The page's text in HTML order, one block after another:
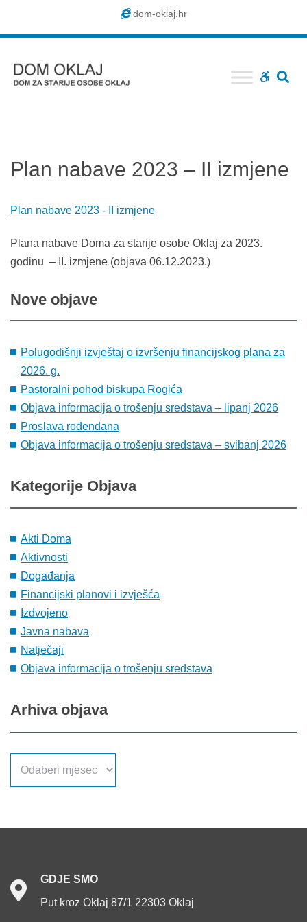
dom-oklaj.hr
WCAG
Plan nabave 2023 – II izmjene
Plan nabave 2023 - II izmjene
Plana nabave Doma za starije osobe Oklaj za 2023.
godinu – II. izmjene (objava 06.12.2023.)
Nove objave
Polugodišnji izvještaj o izvršenju financijskog plana za
2026. g.
Pastoralni pohod biskupa Rogića
Objava informacija o trošenju sredstava – lipanj 2026
Proslava rođendana
Objava informacija o trošenju sredstava – svibanj 2026
Kategorije Objava
Akti Doma
Aktivnosti
Događanja
Financijski planovi i izvješća
Izdvojeno
Javna nabava
Natječaji
Objava informacija o trošenju sredstava
Arhiva objava
GDJE SMO
Put kroz Oklaj 87/1 22303 Oklaj